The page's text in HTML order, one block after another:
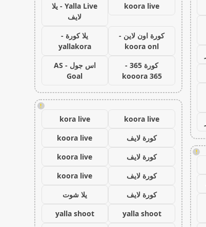
!
koora live
Yalla Live - يلا
لايف
كورة اون لاين -
koora onl
يلا كورة -
yallakora
كورة 365 -
kooora 365
اس جول - AS
Goal
!
koora live
kora live
كورة لايف
koora live
كورة لايف
koora live
كورة لايف
koora live
كورة لايف
يلا شوت
yalla shoot
yalla shoot